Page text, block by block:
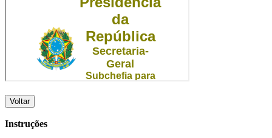
Voltar
Instruções